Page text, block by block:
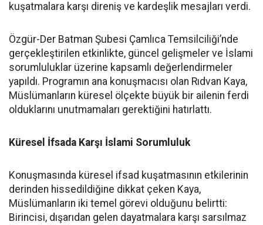
kuşatmalara karşı direniş ve kardeşlik mesajları verdi.
Özgür-Der Batman Şubesi Çamlıca Temsilciliği’nde
gerçekleştirilen etkinlikte, güncel gelişmeler ve İslami
sorumluluklar üzerine kapsamlı değerlendirmeler
yapıldı. Programın ana konuşmacısı olan Rıdvan Kaya,
Müslümanların küresel ölçekte büyük bir ailenin ferdi
olduklarını unutmamaları gerektiğini hatırlattı.
Küresel İfsada Karşı İslami Sorumluluk
Konuşmasında küresel ifsad kuşatmasının etkilerinin
derinden hissedildiğine dikkat çeken Kaya,
Müslümanların iki temel görevi olduğunu belirtti:
Birincisi, dışarıdan gelen dayatmalara karşı sarsılmaz